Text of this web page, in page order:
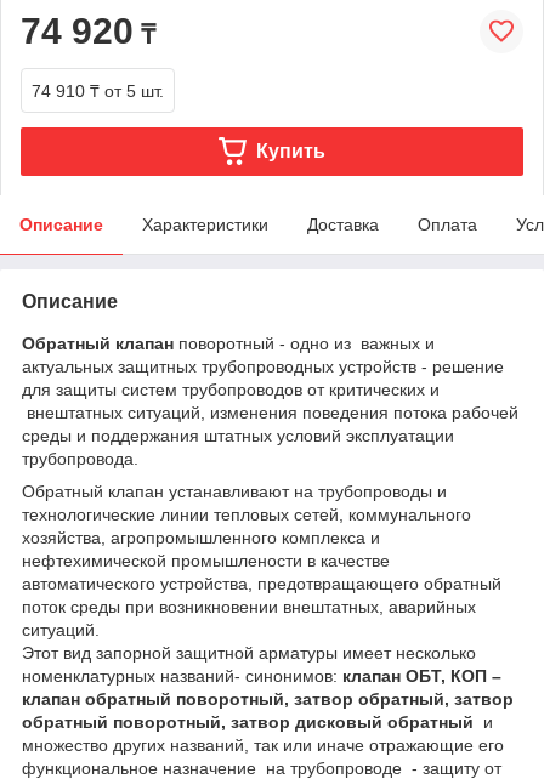
74 920 ₸
74 910 ₸ от 5 шт.
Купить
Описание Характеристики Доставка Оплата
Описание
Обратный клапан поворотный - одно из важных и
актуальных защитных трубопроводных устройств - решение
для защиты систем трубопроводов от критических и
внештатных ситуаций, изменения поведения потока рабочей
среды и поддержания штатных условий эксплуатации
трубопровода.
Обратный клапан устанавливают на трубопроводы и
технологические линии тепловых сетей, коммунального
хозяйства, агропромышленного комплекса и
нефтехимической промышлености в качестве
автоматического устройства, предотвращающего обратный
поток среды при возникновении внештатных, аварийных
ситуаций.
Этот вид запорной защитной арматуры имеет несколько
номенклатурных названий- синонимов: клапан ОБТ, КОП –
клапан обратный поворотный, затвор обратный, затвор
обратный поворотный, затвор дисковый обратный и
множество других названий, так или иначе отражающие его
функциональное назначение на трубопроводе - защиту от